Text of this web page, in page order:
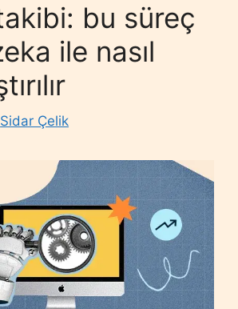
bu süreç
ile nasıl
Sidar Çelik